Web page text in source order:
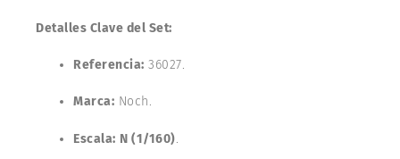
Detalles Clave del Set:
Referencia: 36027.
Marca: Noch.
Escala: N (1/160).